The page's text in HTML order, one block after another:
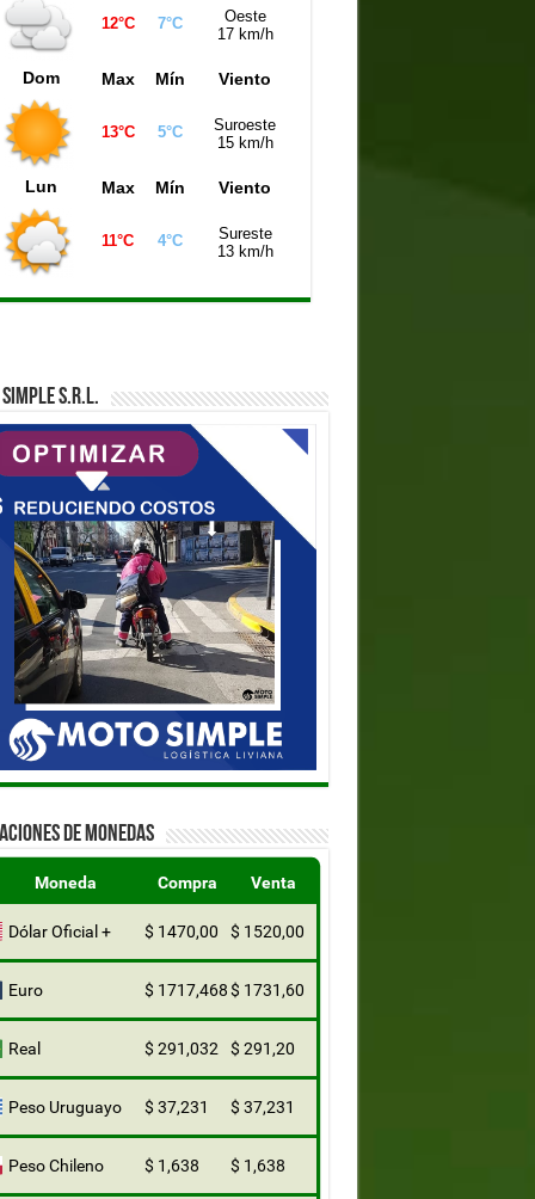
Buenos Aires (21:00 hs)
Mendoza (21:00 hs)
12°C 7°C
Oeste
17 km/h
Dom Max Mín Viento
13°C 5°C
Suroeste
15 km/h
Lun Max Mín Viento
11°C 4°C
Sureste
13 km/h
S.R.L.
DE MONEDAS
Moneda Compra Venta
Dólar Oficial + $ 1470,00 $ 1520,00
Euro $ 1717,468$ 1731,60
Real $ 291,032 $ 291,20
Peso Uruguayo $ 37,231 $ 37,231
Peso Chileno $ 1,638 $ 1,638